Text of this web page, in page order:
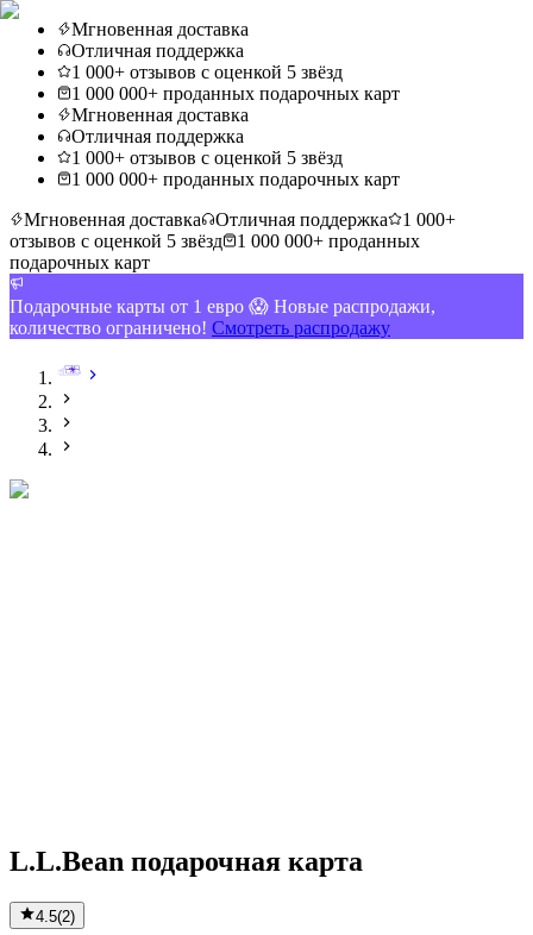
Мгновенная доставка
Отличная поддержка
1 000+ отзывов с оценкой 5 звёзд
1 000 000+ проданных подарочных карт
Мгновенная доставка
Отличная поддержка
1 000+ отзывов с оценкой 5 звёзд
1 000 000+ проданных подарочных карт
Мгновенная доставка
Отличная поддержка
1 000+
отзывов с оценкой 5 звёзд
1 000 000+ проданных
подарочных карт
Подарочные карты от 1 евро 😱 Новые распродажи,
количество ограничено! Смотреть распродажу
L.L.Bean подарочная карта
4.5(2)